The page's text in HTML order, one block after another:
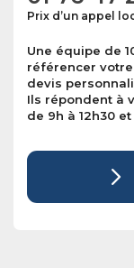
Prix d’un appel
Une équipe de
référencer
devis
Ils répondent à
de 9h à 12h30